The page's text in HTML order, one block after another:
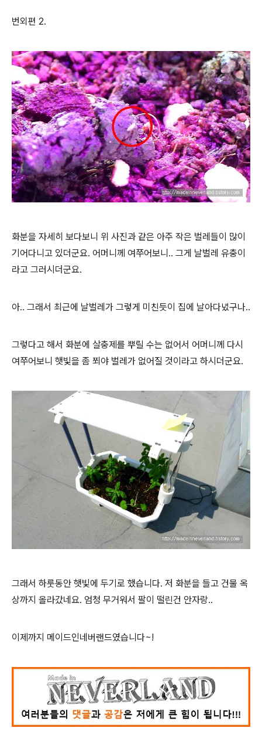
번외편 2.
화분을 자세히 보다보니 위 사진과 같은 아주 작은 벌레들이 많이
기어다니고 있더군요. 어머니께 여쭈어보니.. 그게 날벌레 유충이
라고 그러시더군요.
아.. 그래서 최근에 날벌레가 그렇게 미친듯이 집에 날아다녔구나..
그렇다고 해서 화분에 살충제를 뿌릴 수는 없어서 어머니께 다시
여쭈어보니 햇빛을 좀 쬐야 벌레가 없어질 것이라고 하시더군요.
그래서 하룻동안 햇빛에 두기로 했습니다. 저 화분을 들고 건물 옥
상까지 올라갔네요. 엄청 무거워서 팔이 떨린건 안자랑..
이제까지 메이드인네버랜드였습니다~!